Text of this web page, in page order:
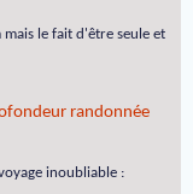
mais le fait d'être seule et
randonnée
inoubliable :